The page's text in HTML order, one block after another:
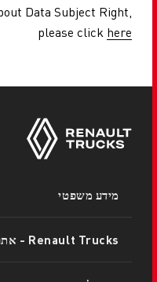
Data Subject Right,
please click here
menu
מידע משפטי
Renault Trucks - אתרים נוספים